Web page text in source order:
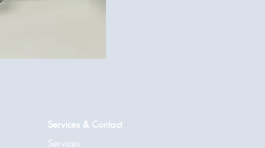
Services & Contact
Services